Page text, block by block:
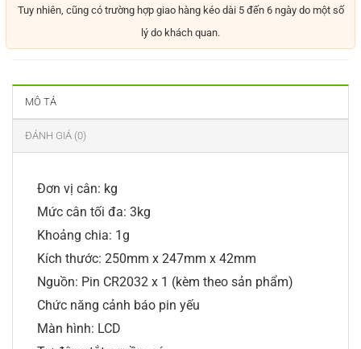
Tuy nhiên, cũng có trường hợp giao hàng kéo dài 5 đến 6 ngày do một số
lý do khách quan.
MÔ TẢ
ĐÁNH GIÁ (0)
Đơn vị cân: kg
Mức cân tối đa: 3kg
Khoảng chia: 1g
Kích thước: 250mm x 247mm x 42mm
Nguồn: Pin CR2032 x 1 (kèm theo sản phẩm)
Chức năng cảnh báo pin yếu
Màn hình: LCD